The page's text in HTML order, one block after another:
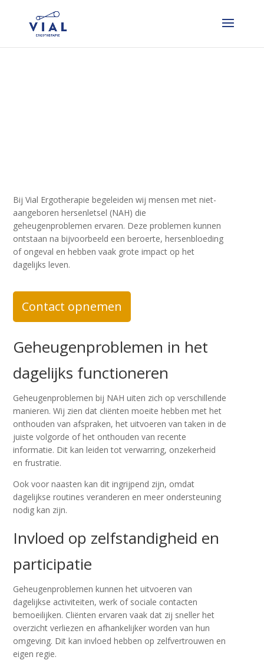
Bij Vial Ergotherapie begeleiden wij mensen met niet-
aangeboren hersenletsel (NAH) die
geheugenproblemen ervaren. Deze problemen kunnen
ontstaan na bijvoorbeeld een beroerte, hersenbloeding
of ongeval en hebben vaak grote impact op het
dagelijks leven.
Contact opnemen
Geheugenproblemen in het
dagelijks functioneren
Geheugenproblemen bij NAH uiten zich op verschillende
manieren. Wij zien dat cliënten moeite hebben met het
onthouden van afspraken, het uitvoeren van taken in de
juiste volgorde of het onthouden van recente
informatie. Dit kan leiden tot verwarring, onzekerheid
en frustratie.
Ook voor naasten kan dit ingrijpend zijn, omdat
dagelijkse routines veranderen en meer ondersteuning
nodig kan zijn.
Invloed op zelfstandigheid en
participatie
Geheugenproblemen kunnen het uitvoeren van
dagelijkse activiteiten, werk of sociale contacten
bemoeilijken. Cliënten ervaren vaak dat zij sneller het
overzicht verliezen en afhankelijker worden van hun
omgeving. Dit kan invloed hebben op zelfvertrouwen en
eigen regie.